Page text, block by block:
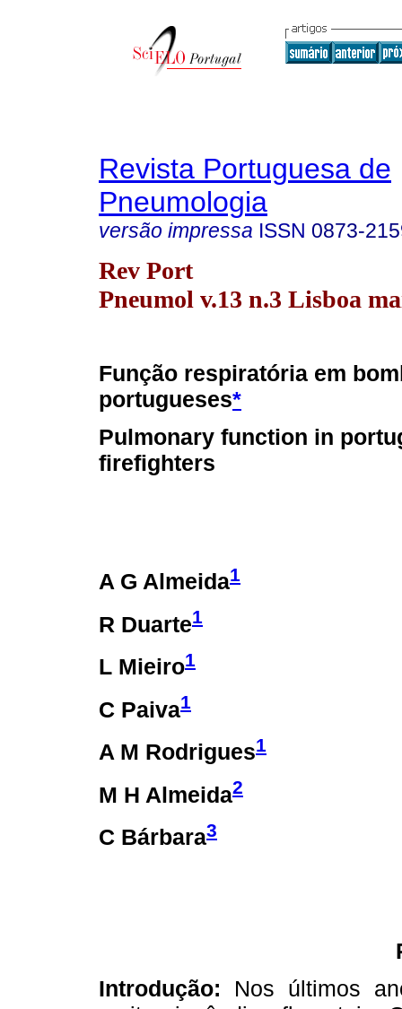
Revista Portuguesa de
Pneumologia
versão impressa ISSN 0873-
Rev Port
Pneumol v.13 n.3 Lisboa
Função respiratória em
portugueses*
Pulmonary function in
firefighters
A G Almeida1
R Duarte1
L Mieiro1
C Paiva1
A M Rodrigues1
M H Almeida2
C Bárbara3
Introdução: Nos últimos